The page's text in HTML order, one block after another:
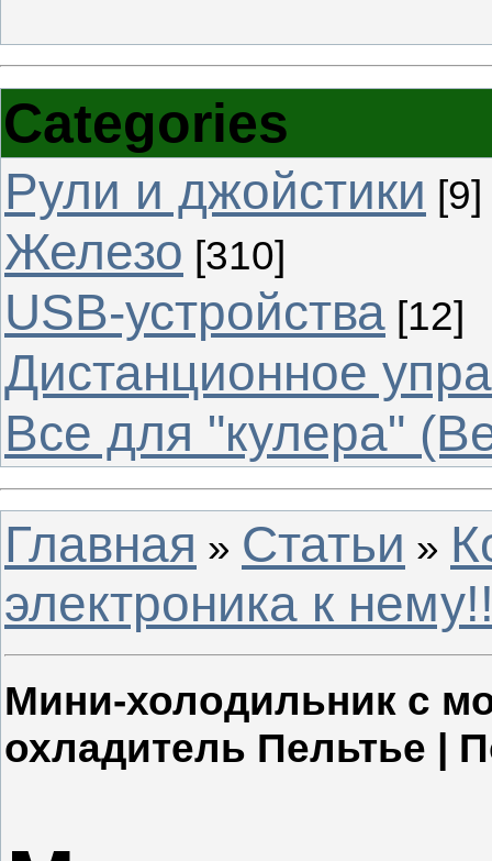
Categories
Рули и джойстики [9]
Железо [310]
USB-устройства [12]
Дистанционное
Все для "кулера"
Главная » Статьи »
электроника к
Мини-холодильник с
охладитель Пельтье |